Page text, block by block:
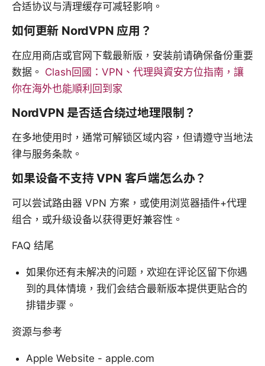
合适协议与清理缓存可减轻影响。
如何更新 NordVPN 应用？
在应用商店或官网下载最新版，安装前请确保备份重要
数据。 Clash回國：VPN、代理與資安方位指南，讓
你在海外也能順利回到家
NordVPN 是否适合绕过地理限制？
在多地使用时，通常可解锁区域内容，但请遵守当地法
律与服务条款。
如果设备不支持 VPN 客户端怎么办？
可以尝试路由器 VPN 方案，或使用浏览器插件+代理
组合，或升级设备以获得更好兼容性。
FAQ 结尾
如果你还有未解决的问题，欢迎在评论区留下你遇
到的具体情境，我们会结合最新版本提供更贴合的
排错步骤。
资源与参考
Apple Website - apple.com